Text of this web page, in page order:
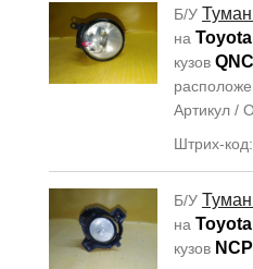
Б/У
на
кузов
Артикул /
Штрих-
Б/У
на
кузов